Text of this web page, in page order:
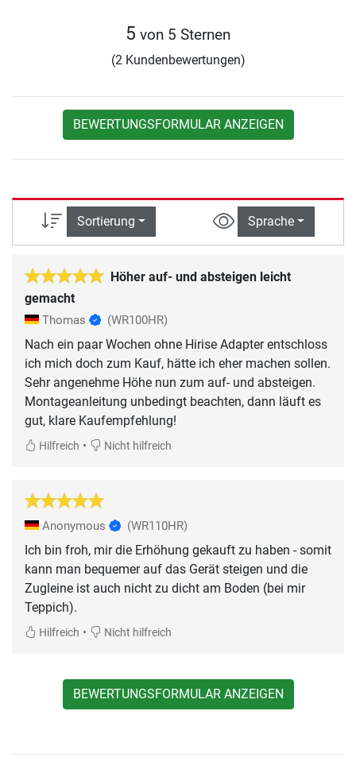
5 von 5 Sternen
(2 Kundenbewertungen)
BEWERTUNGSFORMULAR ANZEIGEN
Sortierung Sprache
Höher auf- und absteigen leicht
gemacht
Thomas (WR100HR)
Nach ein paar Wochen ohne Hirise Adapter entschloss
ich mich doch zum Kauf, hätte ich eher machen sollen.
Sehr angenehme Höhe nun zum auf- und absteigen.
Montageanleitung unbedingt beachten, dann läuft es
gut, klare Kaufempfehlung!
Hilfreich • Nicht hilfreich
Anonymous (WR110HR)
Ich bin froh, mir die Erhöhung gekauft zu haben - somit
kann man bequemer auf das Gerät steigen und die
Zugleine ist auch nicht zu dicht am Boden (bei mir
Teppich).
Hilfreich • Nicht hilfreich
BEWERTUNGSFORMULAR ANZEIGEN